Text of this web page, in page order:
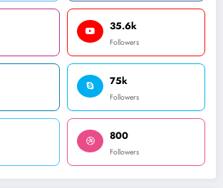
35.6k
Followers
75k
Followers
800
Followers